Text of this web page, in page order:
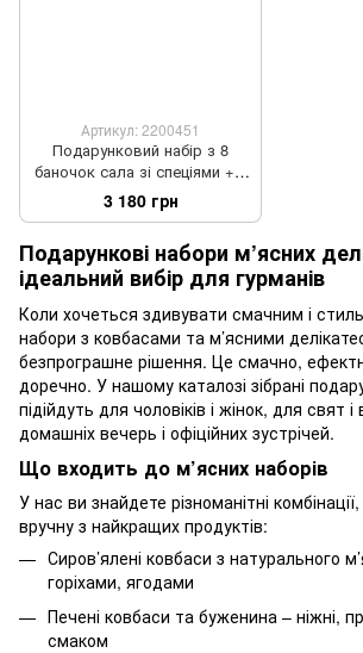
Артикул: 2200451
Подарунковий набір з 8
баночок сала зі спеціями + 2
банки алкоголю в коробці
ТМ Золота сота
3 180 грн
Подарункові набори м’ясних
ідеальний вибір для гурманів
Коли хочеться здивувати смачним і
набори з ковбасами та м’ясними
безпрограшне рішення. Це смачно,
доречно. У нашому каталозі зібрані
підійдуть для чоловіків і жінок, для свят
домашніх вечерь і офіційних зустрічей.
Що входить до м’ясних наборів
У нас ви знайдете різноманітні
вручну з найкращих продуктів:
Сиров’ялені ковбаси з натурального
горіхами, ягодами
Печені ковбаси та буженина – ніжні,
смаком